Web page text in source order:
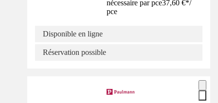
nécessaire par pce37,60 €*/
pce
Disponible en ligne
Réservation possible